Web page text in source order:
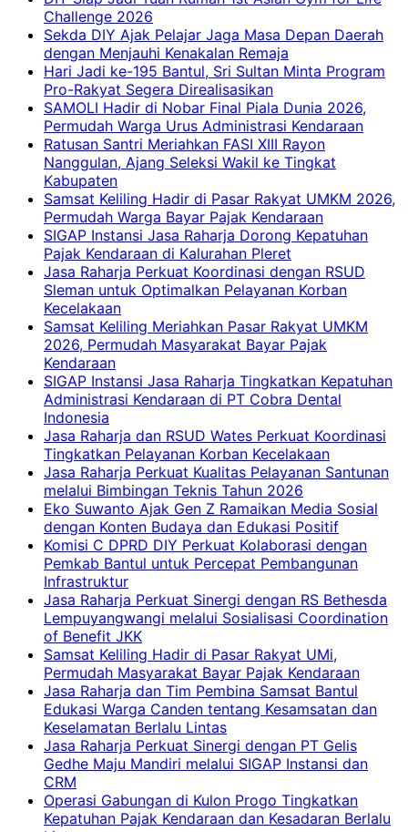
Challenge 2026
Sekda DIY Ajak Pelajar Jaga Masa Depan Daerah
dengan Menjauhi Kenakalan Remaja
Hari Jadi ke-195 Bantul, Sri Sultan Minta Program
Pro-Rakyat Segera Direalisasikan
SAMOLI Hadir di Nobar Final Piala Dunia 2026,
Permudah Warga Urus Administrasi Kendaraan
Ratusan Santri Meriahkan FASI XIII Rayon
Nanggulan, Ajang Seleksi Wakil ke Tingkat
Kabupaten
Samsat Keliling Hadir di Pasar Rakyat UMKM 2026,
Permudah Warga Bayar Pajak Kendaraan
SIGAP Instansi Jasa Raharja Dorong Kepatuhan
Pajak Kendaraan di Kalurahan Pleret
Jasa Raharja Perkuat Koordinasi dengan RSUD
Sleman untuk Optimalkan Pelayanan Korban
Kecelakaan
Samsat Keliling Meriahkan Pasar Rakyat UMKM
2026, Permudah Masyarakat Bayar Pajak
Kendaraan
SIGAP Instansi Jasa Raharja Tingkatkan Kepatuhan
Administrasi Kendaraan di PT Cobra Dental
Indonesia
Jasa Raharja dan RSUD Wates Perkuat Koordinasi
Tingkatkan Pelayanan Korban Kecelakaan
Jasa Raharja Perkuat Kualitas Pelayanan Santunan
melalui Bimbingan Teknis Tahun 2026
Eko Suwanto Ajak Gen Z Ramaikan Media Sosial
dengan Konten Budaya dan Edukasi Positif
Komisi C DPRD DIY Perkuat Kolaborasi dengan
Pemkab Bantul untuk Percepat Pembangunan
Infrastruktur
Jasa Raharja Perkuat Sinergi dengan RS Bethesda
Lempuyangwangi melalui Sosialisasi Coordination
of Benefit JKK
Samsat Keliling Hadir di Pasar Rakyat UMi,
Permudah Masyarakat Bayar Pajak Kendaraan
Jasa Raharja dan Tim Pembina Samsat Bantul
Edukasi Warga Canden tentang Kesamsatan dan
Keselamatan Berlalu Lintas
Jasa Raharja Perkuat Sinergi dengan PT Gelis
Gedhe Maju Mandiri melalui SIGAP Instansi dan
CRM
Operasi Gabungan di Kulon Progo Tingkatkan
Kepatuhan Pajak Kendaraan dan Kesadaran Berlalu